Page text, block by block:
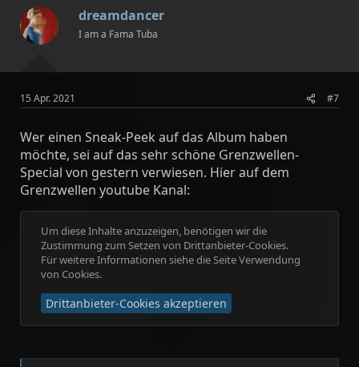
dreamdancer
I am a Fama Tuba
15 Apr. 2021 #7
Wer einen Sneak-Peek auf das Album haben
möchte, sei auf das sehr schöne Grenzwellen-
Special von gestern verwiesen. Hier auf dem
Grenzwellen youtube Kanal:
Um diese Inhalte anzuzeigen, benötigen wir die
Zustimmung zum Setzen von Drittanbieter-Cookies.
Für weitere Informationen siehe die SeiteVerwendung
von Cookies.
Drittanbieter-Cookies akzeptieren